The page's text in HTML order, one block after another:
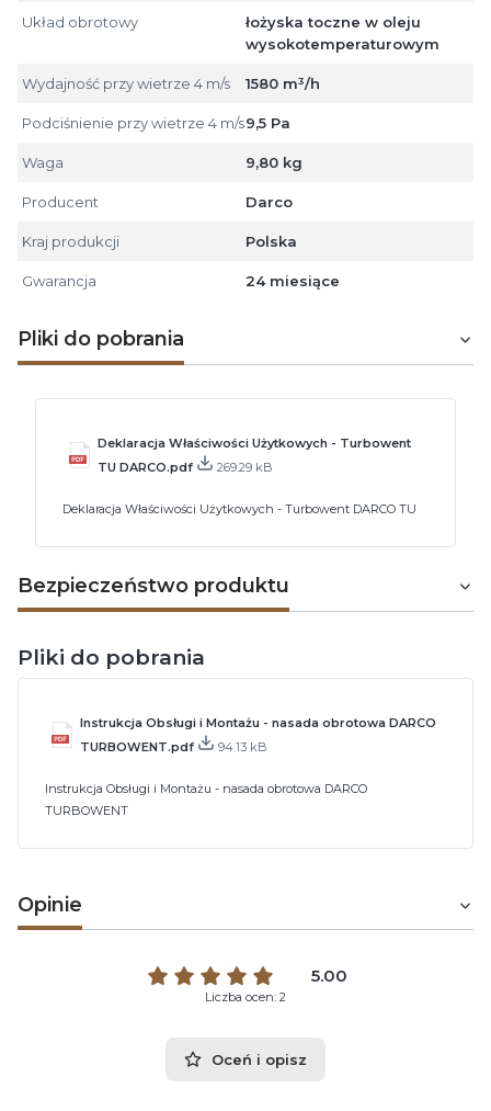
Układ obrotowy
łożyska toczne w oleju
wysokotemperaturowym
Wydajność przy wietrze 4 m/s 1580 m³/h
Podciśnienie przy wietrze 4 m/s9,5 Pa
Waga 9,80 kg
Producent Darco
Kraj produkcji Polska
Gwarancja 24 miesiące
Pliki do pobrania
Deklaracja Właściwości Użytkowych - Turbowent
TU DARCO.pdf
269.29 kB
Deklaracja Właściwości Użytkowych - Turbowent DARCO TU
Bezpieczeństwo produktu
Pliki do pobrania
Instrukcja Obsługi i Montażu - nasada obrotowa DARCO
TURBOWENT.pdf
94.13 kB
Instrukcja Obsługi i Montażu - nasada obrotowa DARCO
TURBOWENT
Opinie
5.00
Liczba ocen: 2
Oceń i opisz